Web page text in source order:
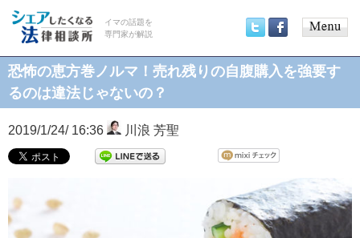
イマの話題を
専門家が解説
menu
恐怖の恵方巻ノルマ！売れ残りの自腹購入を強要す
るのは違法じゃないの？
2019/1/24/ 16:36 川浪 芳聖